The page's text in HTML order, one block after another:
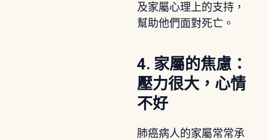
及家屬心理上的支持，
幫助他們面對死亡。
4. 家屬的焦慮：
壓力很大，心情
不好
肺癌病人的家屬常常承